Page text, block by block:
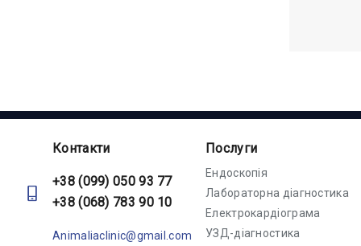
Контакти
+38 (099) 050 93 77
+38 (068) 783 90 10
Animaliaclinic@gmail.com
Послуги
Ендоскопія
Лабораторна діагностика
Електрокардіограма
УЗД-діагностика